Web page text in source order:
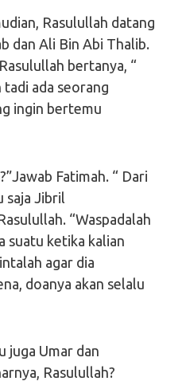
Rasulullah datang
dan Ali Bin Abi Thalib.
bertanya, “
tadi ada seorang
ingin bertemu
Fatimah. “ Dari
saja Jibril
“Waspadalah
suatu ketika kalian
agar dia
doanya akan selalu
juga Umar dan
Rasulullah?